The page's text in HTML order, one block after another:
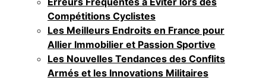
Compétitions Cyclistes
Les Meilleurs Endroits en France pour
Allier Immobilier et Passion Sportive
Les Nouvelles Tendances des Conflits
Armés et les Innovations Militaires